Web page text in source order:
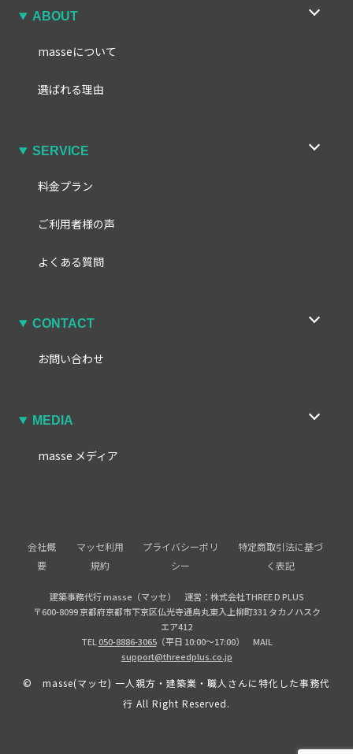
ABOUT
masseについて
選ばれる理由
SERVICE
料金プラン
ご利用者様の声
よくある質問
CONTACT
お問い合わせ
MEDIA
masse メディア
会社概
要
マッセ利用
規約
プライバシーポリ
シー
特定商取引法に基づ
く表記
建築事務代行 masse（マッセ） 運営：株式会社THREE D PLUS
〒600-8099 京都府京都市下京区仏光寺通烏丸東入上柳町331 タカノハスク
エア412
TEL 050-8886-3065（平日 10:00〜17:00） MAIL
support@threedplus.co.jp
© masse(マッセ) 一人親方・建築業・職人さんに特化した事務代
行 All Right Reserved.